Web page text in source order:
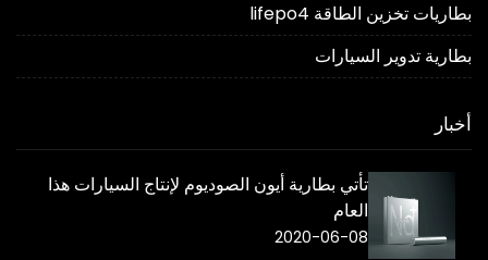
بطاريات تخزين الطاقة lifepo4
بطارية تدوير السيارات
أخبار
تأتي بطارية أيون الصوديوم لإنتاج السيارات هذا
العام
2020-06-08